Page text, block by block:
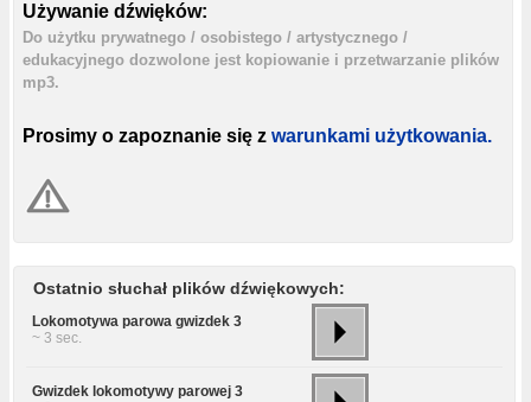
Używanie dźwięków:
Do użytku prywatnego / osobistego / artystycznego /
edukacyjnego dozwolone jest kopiowanie i przetwarzanie plików
mp3.
Prosimy o zapoznanie się z warunkami użytkowania.
Ostatnio słuchał plików dźwiękowych:
Lokomotywa parowa gwizdek 3
~ 3 sec.
Gwizdek lokomotywy parowej 3